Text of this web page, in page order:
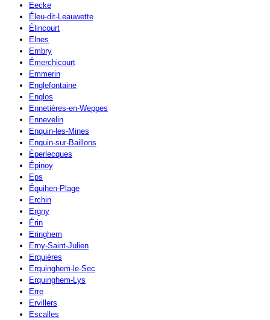
Eecke
Éleu-dit-Leauwette
Élincourt
Elnes
Embry
Émerchicourt
Emmerin
Englefontaine
Englos
Ennetières-en-Weppes
Ennevelin
Enquin-les-Mines
Enquin-sur-Baillons
Éperlecques
Épinoy
Eps
Équihen-Plage
Erchin
Ergny
Érin
Eringhem
Erny-Saint-Julien
Erquières
Erquinghem-le-Sec
Erquinghem-Lys
Erre
Ervillers
Escalles